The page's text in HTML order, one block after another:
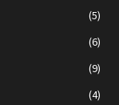
(5)
(6)
(9)
(4)